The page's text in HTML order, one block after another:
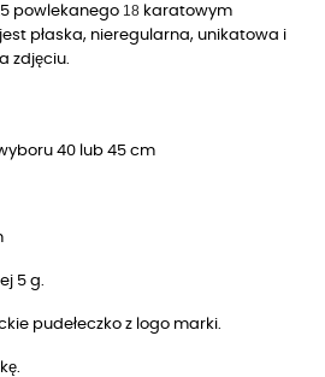
powlekanego 18 karatowym
jest płaska, nieregularna, unikatowa i
zdjęciu.
40 lub 45 cm
5 g.
pudełeczko z logo marki.